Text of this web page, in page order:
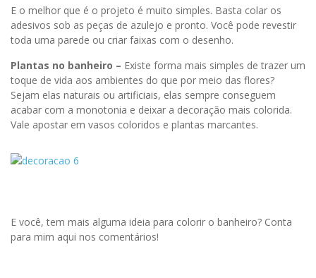
E o melhor que é o projeto é muito simples. Basta colar os
adesivos sob as peças de azulejo e pronto. Você pode revestir
toda uma parede ou criar faixas com o desenho.
Plantas no banheiro – Existe forma mais simples de trazer um
toque de vida aos ambientes do que por meio das flores?
Sejam elas naturais ou artificiais, elas sempre conseguem
acabar com a monotonia e deixar a decoração mais colorida.
Vale apostar em vasos coloridos e plantas marcantes.
E você, tem mais alguma ideia para colorir o banheiro? Conta
para mim aqui nos comentários!